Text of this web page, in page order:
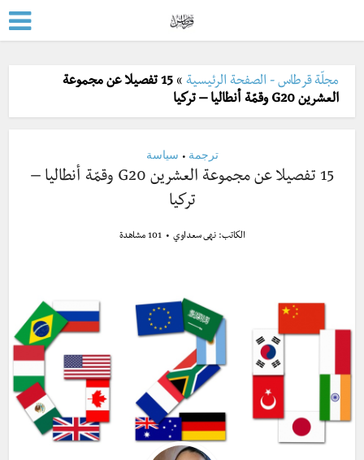
مجلّة قرطاس - الصفحة الرئيسية »
15 تفصيلا عن مجموعة
العشرين G20 وقمّة أنطاليا – تركيا
ترجمة • سياسة
15 تفصيلا عن مجموعة العشرين G20 وقمّة أنطاليا –
تركيا
الكاتب:نهى سعداوي 101 مشاهدة